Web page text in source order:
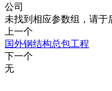
公司
未找到相应参数组，请于
上一个
国外钢结构总包工程
下一个
无